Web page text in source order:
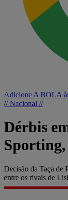
Adicione A BOLA
// Nacional //
Dérbis
Sporting,
Decisão da Taça de
entre os rivais de